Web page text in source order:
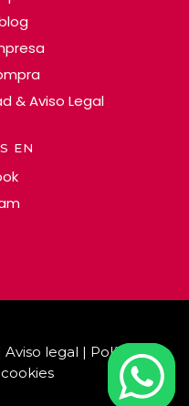
& Aviso Legal
EN
Aviso legal | Política de